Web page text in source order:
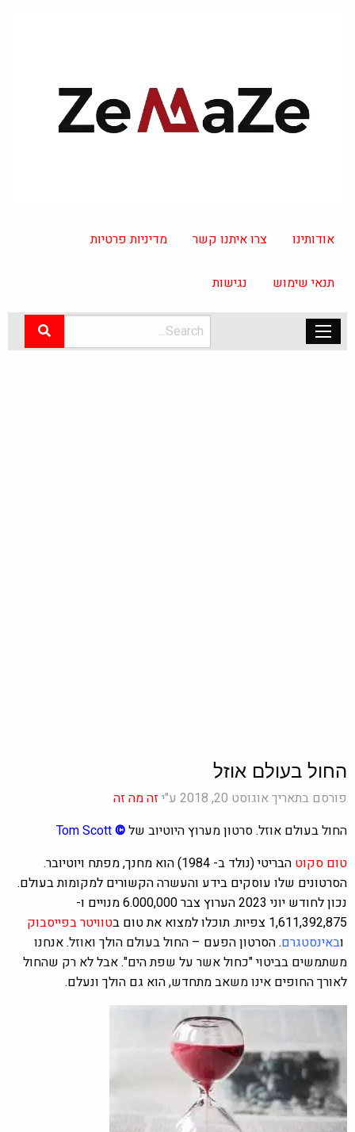
אודותינו צרו איתנו קשר מדיניות פרטיות
תנאי שימוש נגישות
החול בעולם אוזל
פורסם בתאריך אוגוסט 20, 2018 ע"י
זה מה זה
החול בעולם אוזל. סרטון מערוץ היוטיוב של©
Tom Scott
טום סקוט
הבריטי (נולד ב- 1984) הוא מחנך, מפתח ויוטיובר.
הסרטונים שלו עוסקים בידע והעשרה הקשורים למקומות בעולם.
נכון לחודש יוני 2023 הערוץ צבר 6.000,000‏‏ ‏מנויים‏ ו-
1,611,392,875 צפיות. תוכלו למצוא את טום ב
טוויטרבפייסבוק
ובאינסטגרם. הסרטון הפעם – החול בעולם הולך ואוזל. אנחנו
משתמשים בביטוי "כחול אשר על שפת הים". אבל לא רק שהחול
לאורך החופים אינו משאב מתחדש, הוא גם הולך ונעלם.